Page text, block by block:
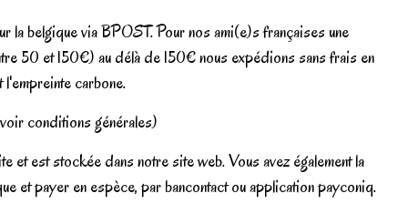
la belgique via BPOST. Pour nos ami(e)s françaises une
50 et 150€) au délà de 150€ nous expédions sans frais en
carbone.
conditions générales)
est stockée dans notre site web. Vous avez également la
et payer en espèce, par bancontact ou application payconiq.